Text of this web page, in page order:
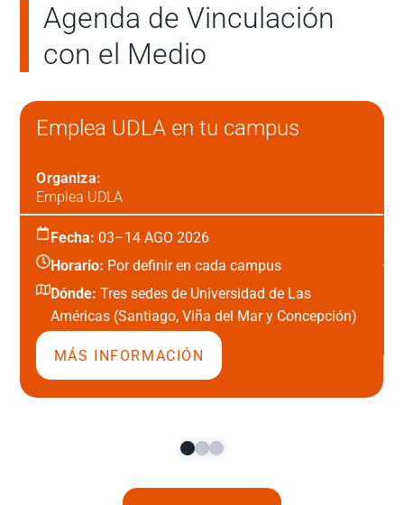
Agenda de Vinculación
con el Medio
Emplea UDLA en tu campus
Organiza:
Emplea UDLA
Fecha: 03–14 AGO 2026
Horario: Por definir en cada campus
Dónde:Tres sedes de Universidad de Las
Américas (Santiago, Viña del Mar y Concepción)
MÁS INFORMACIÓN